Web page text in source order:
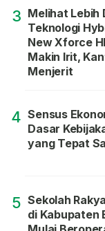
3 Melihat Lebih
Teknologi
New Xforce
Makin Irit,
Menjerit
4 Sensus
Dasar
yang Tepat
5 Sekolah
di Kabupaten